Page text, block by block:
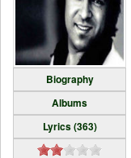
Biography
Albums
Lyrics (363)